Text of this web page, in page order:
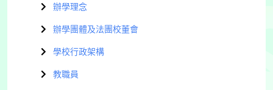
辦學理念
辦學團體及法團校董會
學校行政架構
教職員